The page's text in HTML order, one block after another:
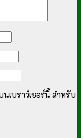
เบราว์เซอร์นี้ สำหรับ